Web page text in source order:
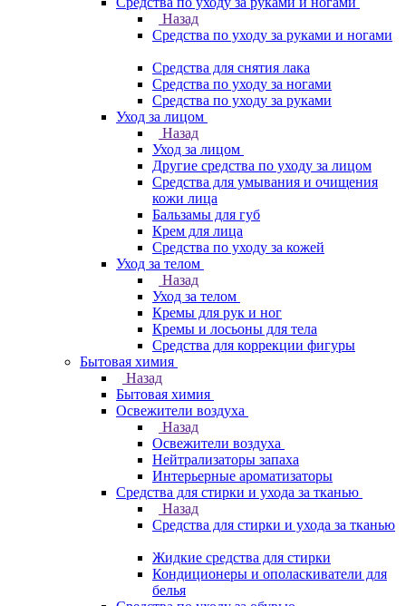
Назад
Средства по уходу за руками и ногами
Средства для снятия лака
Средства по уходу за ногами
Средства по уходу за руками
Уход за лицом
Назад
Уход за лицом
Другие средства по уходу за лицом
Средства для умывания и очищения
кожи лица
Бальзамы для губ
Крем для лица
Средства по уходу за кожей
Уход за телом
Назад
Уход за телом
Кремы для рук и ног
Кремы и лосьоны для тела
Средства для коррекции фигуры
Бытовая химия
Назад
Бытовая химия
Освежители воздуха
Назад
Освежители воздуха
Нейтрализаторы запаха
Интерьерные ароматизаторы
Средства для стирки и ухода за тканью
Назад
Средства для стирки и ухода за тканью
Жидкие средства для стирки
Кондиционеры и ополаскиватели для
белья